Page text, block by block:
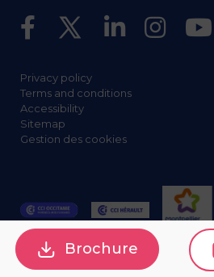
Privacy policy
Terms and conditions
Accessibility
Sitemap
Gestion des cookies
Brochure